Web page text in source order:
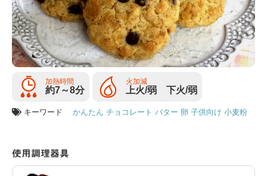
加熱時間
約7～8分
火加減
上火/弱 下火/弱
キーワード かんたん チョコレート バター 卵 子供向け 小麦粉
使用調理器具